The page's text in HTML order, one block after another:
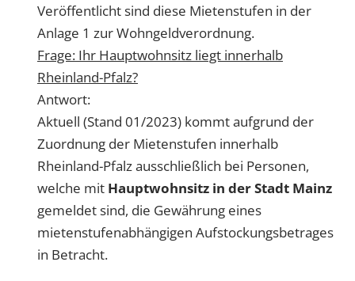
Veröffentlicht sind diese Mietenstufen in der
Anlage 1 zur Wohngeldverordnung.
Frage: Ihr Hauptwohnsitz liegt innerhalb
Rheinland-Pfalz?
Antwort:
Aktuell (Stand 01/2023) kommt aufgrund der
Zuordnung der Mietenstufen innerhalb
Rheinland-Pfalz ausschließlich bei Personen,
welche mit Hauptwohnsitz in der Stadt Mainz
gemeldet sind, die Gewährung eines
mietenstufenabhängigen Aufstockungsbetrages
in Betracht.